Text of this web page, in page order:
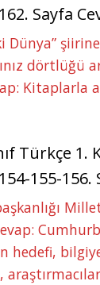
Sayfa
Dünya”
dörtlüğü
Kitaplarla
Türkçe 1.
155-156.
hedefi,